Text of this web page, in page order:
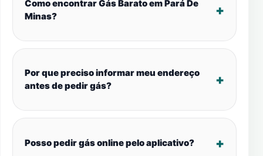
Como encontrar Gás Barato em Pará De
Minas?
Por que preciso informar meu endereço
antes de pedir gás?
Posso pedir gás online pelo aplicativo?